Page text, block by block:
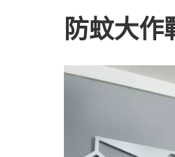
防蚊大